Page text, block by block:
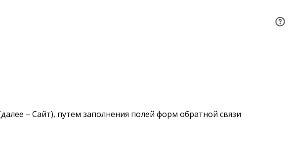
– Сайт), путем заполнения полей форм обратной связи